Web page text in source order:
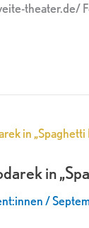
theater.de/
in
/